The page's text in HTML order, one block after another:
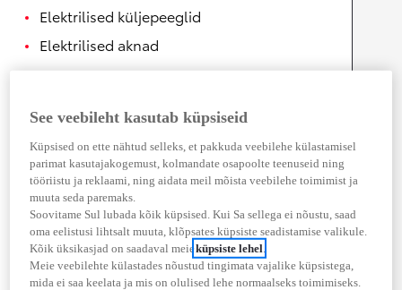
Elektrilised küljepeeglid
Elektrilised aknad
Soojendusega küljepeeglid
Elektriline tagaluuk
Toonklaas
Valuveljed
18-tollised valuveljed
See veebileht kasutab küpsiseid
Küpsised on ette nähtud selleks, et pakkuda veebilehe külastamisel
parimat kasutajakogemust, kolmandate osapoolte teenuseid ning
tööriistu ja reklaami, ning aidata meil mõista veebilehe toimimist ja
muuta seda paremaks.
Soovitame Sul lubada kõik küpsised. Kui Sa sellega ei nõustu, saad
oma eelistusi lihtsalt muuta, klõpsates küpsiste seadistamise valikule.
Kõik üksikasjad on saadaval meieküpsiste lehel
Meie veebilehte külastades nõustud tingimata vajalike küpsistega,
mida ei saa keelata ja mis on olulised lehe normaalseks toimimiseks.